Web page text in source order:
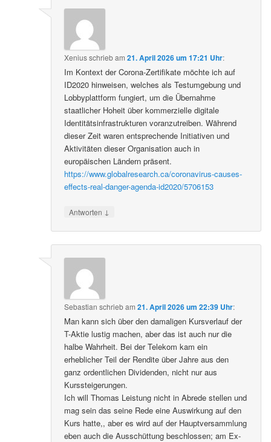
Xeniusschriebam21. April 2026 um 17:21 Uhr:
Im Kontext der Corona-Zertifikate möchte ich auf
ID2020 hinweisen, welches als Testumgebung und
Lobbyplattform fungiert, um die Übernahme
staatlicher Hoheit über kommerzielle digitale
Identitätsinfrastrukturen voranzutreiben. Während
dieser Zeit waren entsprechende Initiativen und
Aktivitäten dieser Organisation auch in
europäischen Ländern präsent.
https://www.globalresearch.ca/coronavirus-causes-
effects-real-danger-agenda-id2020/5706153
Antworten ↓
Sebastian schriebam21. April 2026 um 22:39 Uhr:
Man kann sich über den damaligen Kursverlauf der
T-Aktie lustig machen, aber das ist auch nur die
halbe Wahrheit. Bei der Telekom kam ein
erheblicher Teil der Rendite über Jahre aus den
ganz ordentlichen Dividenden, nicht nur aus
Kurssteigerungen.
Ich will Thomas Leistung nicht in Abrede stellen und
mag sein das seine Rede eine Auswirkung auf den
Kurs hatte,, aber es wird auf der Hauptversammlung
eben auch die Ausschüttung beschlossen; am Ex-